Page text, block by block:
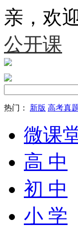
亲，欢
公开课
热门： 新版 高考真
微课
高 中
初 中
小 学